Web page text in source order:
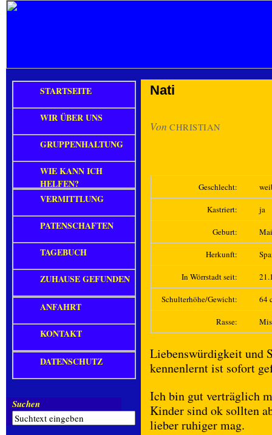
Nati
Von CHRISTIAN
Geschlecht:
Kastriert: ja
Geburt:
Herkunft:
In Wörrstadt seit:
Schulterhöhe/Gewicht: 64
Rasse:
Liebenswürdigkeit und
kennenlernt ist sofort
Ich bin gut verträglich
Kinder sind ok sollten
lieber ruhiger mag.
STARTSEITE
WIR ÜBER UNS
GRUPPENHALTUNG
WIE KANN ICH
HELFEN?
VERMITTLUNG
PATENSCHAFTEN
TAGEBUCH
ZUHAUSE GEFUNDEN
ANFAHRT
KONTAKT
DATENSCHUTZ
Suchen